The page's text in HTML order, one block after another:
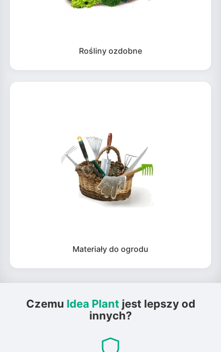
Rośliny ozdobne
Materiały do ogrodu
Czemu Idea Plant jest lepszy od
innych?